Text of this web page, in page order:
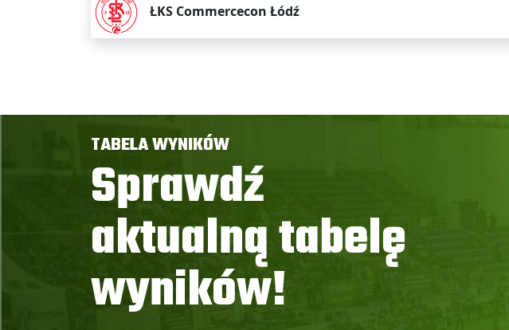
ŁKS Commercecon Łódź
TABELA WYNIKÓW
Sprawdź
aktualną tabelę
wyników!